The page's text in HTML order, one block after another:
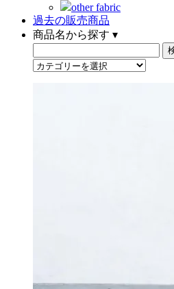
other fabric
過去の販売商品
商品名から探す ▾